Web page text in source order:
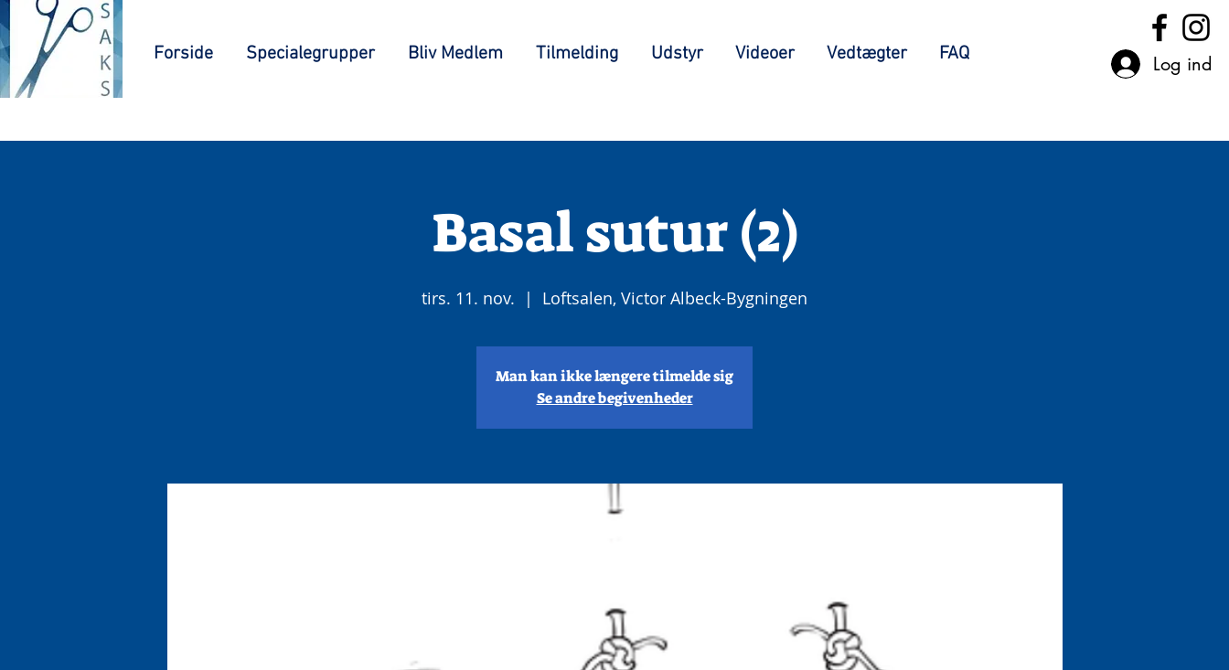
Forside Specialegrupper Bliv Medlem Tilmelding Udstyr Videoer Vedtægter FAQ Log ind
Basal sutur (2)
tirs. 11. nov.
  |
Loftsalen, Victor Albeck-Bygningen
Man kan ikke længere tilmelde sig
Se andre begivenheder